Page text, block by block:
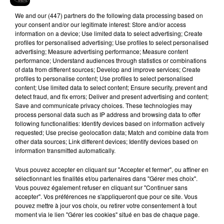
Hip-Hop News
7 août 2026
Brent Faiyaz a le cœur brisé dans son
nouveau clip
7 août 2026
Rihanna de retour en studio ? A$AP
Rocky relance l'espoir des fans
We and our (447) partnersdo the following data processing based on
your consent and/or our legitimate interest: Store and/or access
information on a device; Use limited data to select advertising; Create
profiles for personalised advertising; Use profiles to select personalised
advertising; Measure advertising performance; Measure content
performance; Understand audiences through statistics or combinations
of data from different sources; Develop and improve services; Create
profiles to personalise content; Use profiles to select personalised
content; Use limited data to select content; Ensure security, prevent and
detect fraud, and fix errors; Deliver and present advertising and content;
Save and communicate privacy choices. These technologies may
process personal data such as IP address and browsing data to offer
following functionalities: Identify devices based on information actively
requested; Use precise geolocation data; Match and combine data from
other data sources; Link different devices; Identify devices based on
information transmitted automatically.
Vous pouvez accepter en cliquant sur "Accepter et fermer", ou affiner en
sélectionnant les finalités et/ou partenaires dans "Gérer mes choix".
Vous pouvez également refuser en cliquant sur "Continuer sans
accepter". Vos préférences ne s'appliqueront que pour ce site. Vous
pouvez mettre à jour vos choix, ou retirer votre consentement à tout
moment via le lien "Gérer les cookies" situé en bas de chaque page.